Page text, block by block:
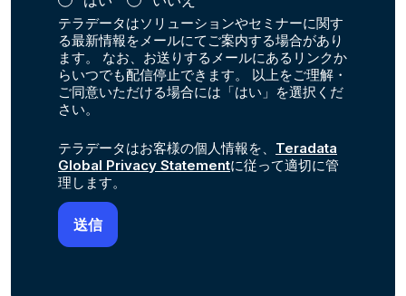
テラデータはソリューションやセミナーに関す
る最新情報をメールにてご案内する場合があり
ます。 なお、お送りするメールにあるリンクか
らいつでも配信停止できます。 以上をご理解・
ご同意いただける場合には「はい」を選択くだ
さい。
テラデータはお客様の個人情報を、 Teradata
Global Privacy Statementに従って適切に管
理します。